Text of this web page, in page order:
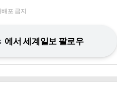
포 금지
에서 세계일보 팔로우